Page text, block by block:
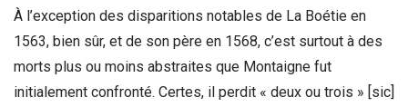
À l’exception des disparitions notables de La Boétie en
1563, bien sûr, et de son père en 1568, c’est surtout à des
morts plus ou moins abstraites que Montaigne fut
initialement confronté. Certes, il perdit « deux ou trois » [sic]